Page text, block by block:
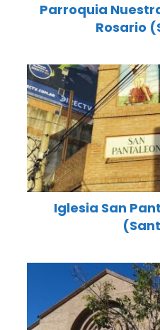
Parroquia
Rosario
Iglesia San